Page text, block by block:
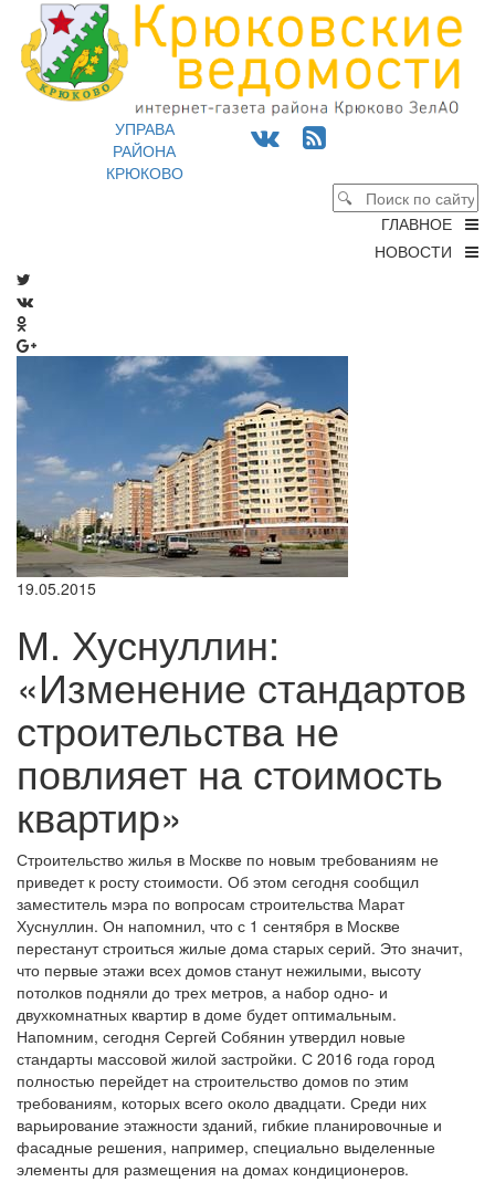
УПРАВА
РАЙОНА
КРЮКОВО
ГЛАВНОЕ
НОВОСТИ
19.05.2015
М. Хуснуллин:
«Изменение стандартов
строительства не
повлияет на стоимость
квартир»
Строительство жилья в Москве по новым требованиям не
приведет к росту стоимости. Об этом сегодня сообщил
заместитель мэра по вопросам строительства Марат
Хуснуллин. Он напомнил, что с 1 сентября в Москве
перестанут строиться жилые дома старых серий. Это значит,
что первые этажи всех домов станут нежилыми, высоту
потолков подняли до трех метров, а набор одно- и
двухкомнатных квартир в доме будет оптимальным.
Напомним, сегодня Сергей Собянин утвердил новые
стандарты массовой жилой застройки. С 2016 года город
полностью перейдет на строительство домов по этим
требованиям, которых всего около двадцати. Среди них
варьирование этажности зданий, гибкие планировочные и
фасадные решения, например, специально выделенные
элементы для размещения на домах кондиционеров.